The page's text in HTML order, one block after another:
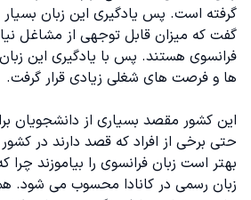
گرفته است. پس یادگیری این زبان
گفت که میزان قابل توجهی از مشاغل
فرانسوی هستند. پس با یادگیری این
ها و فرصت های شغلی زیادی قرار گرفت.
این کشور مقصد بسیاری از دانشجویان
حتی برخی از افراد که قصد دارند در کشور
بهتر است زبان فرانسوی را بیاموزند چرا
زبان رسمی در کانادا محسوب می شود.